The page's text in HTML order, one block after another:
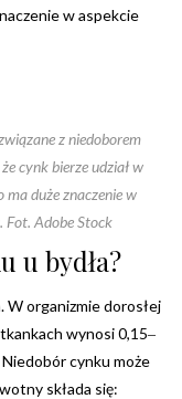
w aspekcie
z niedoborem
cynk bierze udział w
duże znaczenie w
Fot. Adobe Stock
u bydła?
organizmie dorosłej
wynosi 0,15‒
cynku może
składa się: